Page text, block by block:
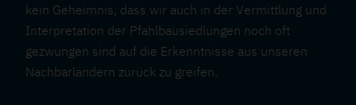
kein Geheimnis, dass wir auch in der Vermittlung und
Interpretation der Pfahlbausiedlungen noch oft
gezwungen sind auf die Erkenntnisse aus unseren
Nachbarländern zurück zu greifen.